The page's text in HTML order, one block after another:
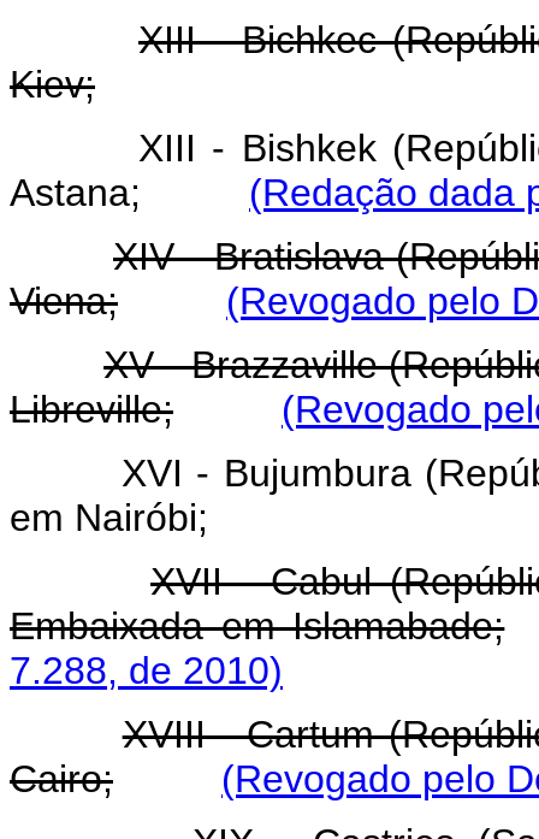
XIII - Bichkec
Kiev;
XIII - Bishkek
Astana; (Redação dada
XIV - Bratislava
Viena;
(Revogado pelo
XV - Brazzaville
Libreville;
(Revogado
XVI - Bujumbura
em Nairóbi;
XVII - Cabul
Embaixada em Islamabade;
7.288, de 2010)
XVIII - Cartum
Cairo;
(Revogado pelo